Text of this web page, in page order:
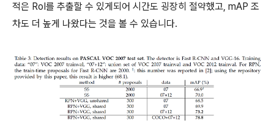
적은 RoI를 추출할 수 있게되어 시간도 굉장히 절약했고, mAP 조
차도 더 높게 나왔다는 것을 볼 수 있습니다.